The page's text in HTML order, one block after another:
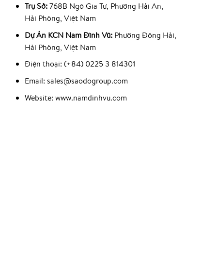
Trụ Sở:768B Ngô Gia Tự, Phường Hải An,
Hải Phòng, Việt Nam
Dự Án KCN Nam Đình Vũ:Phường Đông Hải,
Hải Phòng, Việt Nam
Điện thoại: (+84) 0225 3 814301
Email: sales@saodogroup.com
Website: www.namdinhvu.com